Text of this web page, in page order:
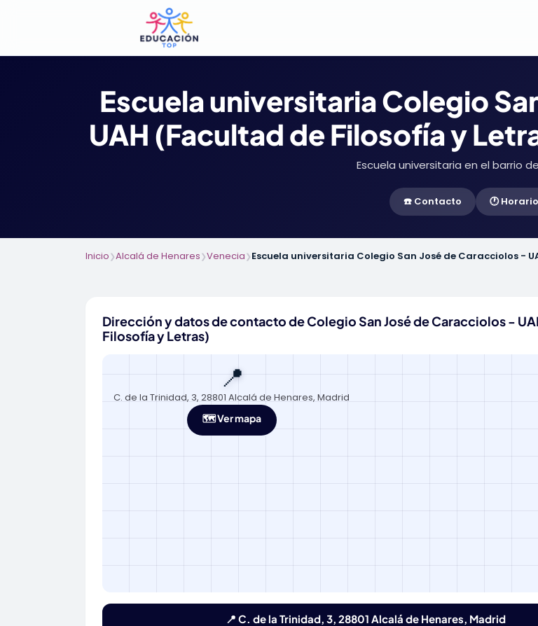
Escuela universitaria Colegio
UAH (Facultad de Filosofía y
Escuela universitaria en el barrio
☎️ Contacto 🕐 Horario
Inicio❯Alcalá de Henares❯Venecia❯Escuela universitaria Colegio San José de Caracciolos -
Dirección y datos de contacto de Colegio San José de Caracciolos -
Filosofía y Letras)
📍
C. de la Trinidad, 3, 28801 Alcalá de Henares, Madrid
🗺️ Ver mapa
📍 C. de la Trinidad, 3, 28801 Alcalá de Henares, Madrid